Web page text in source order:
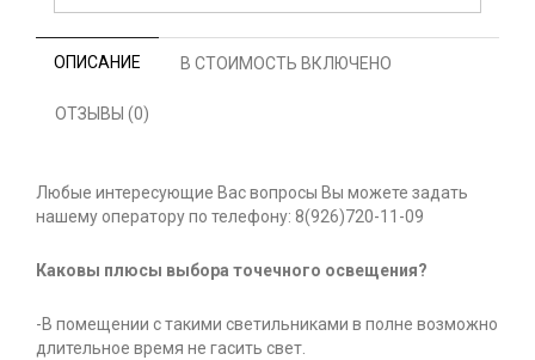
ОПИСАНИЕ В СТОИМОСТЬ ВКЛЮЧЕНО
ОТЗЫВЫ (0)
Любые интересующие Вас вопросы Вы можете задать
нашему оператору по телефону: 8(926)720-11-09
Каковы плюсы выбора точечного освещения?
-В помещении с такими светильниками в полне возможно
длительное время не гасить свет.